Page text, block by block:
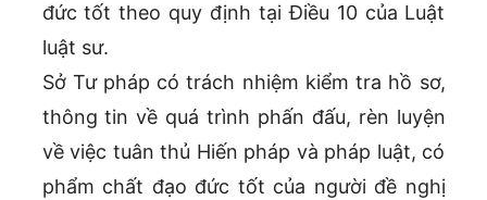
đức tốt theo quy định tại Điều 10 của Luật
luật sư.
Sở Tư pháp có trách nhiệm kiểm tra hồ sơ,
thông tin về quá trình phấn đấu, rèn luyện
về việc tuân thủ Hiến pháp và pháp luật, có
phẩm chất đạo đức tốt của người đề nghị